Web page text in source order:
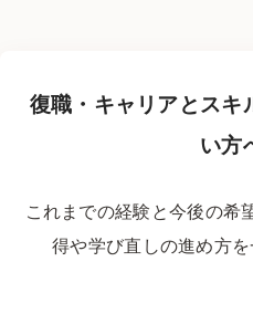
復職・キャリアとスキ
い方
これまでの経験と今後の希
得や学び直しの進め方を